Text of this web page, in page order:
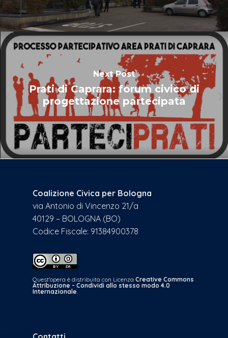
Next Post
Prati di Caprara: forum civico di
progettazione partecipata
Coalizione Civica per Bologna
via Antonio di Vincenzo 21/a
40129 – BOLOGNA (BO)
Codice Fiscale: 91384900378
Quest'opera è distribuita con Licenza Creative Commons
Attribuzione - Condividi allo stesso modo 4.0
Internazionale.